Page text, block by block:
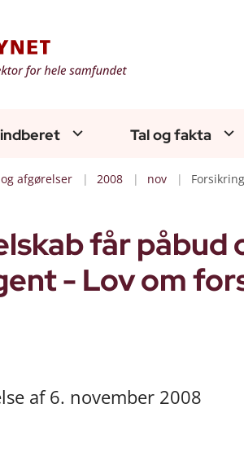
Tal og fakta
afgørelser 2008 nov
får
- Lov om
af 6. november 2008